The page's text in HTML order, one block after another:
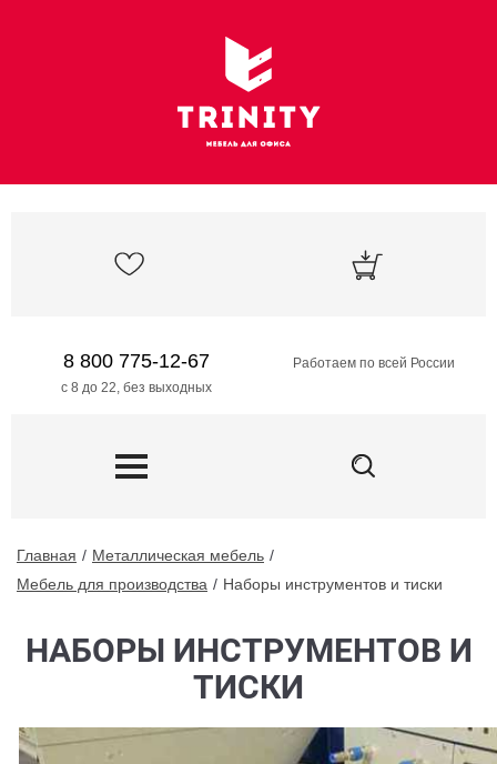
8 800 775-12-67
с 8 до 22, без выходных
Работаем по всей России
Главная
Металлическая мебель
Мебель для производства
Наборы инструментов и тиски
НАБОРЫ ИНСТРУМЕНТОВ И
ТИСКИ